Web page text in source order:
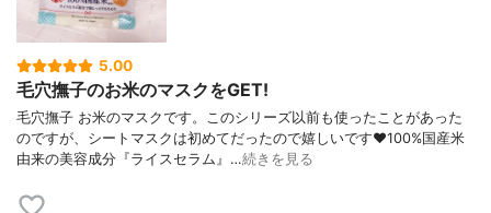
5.00
毛穴撫子のお米のマスクをGET!
毛穴撫子 お米のマスクです。このシリーズ以前も使ったことがあった
のですが、シートマスクは初めてだったので嬉しいです❤100%国産米
由来の美容成分『ライスセラム』…続きを見る